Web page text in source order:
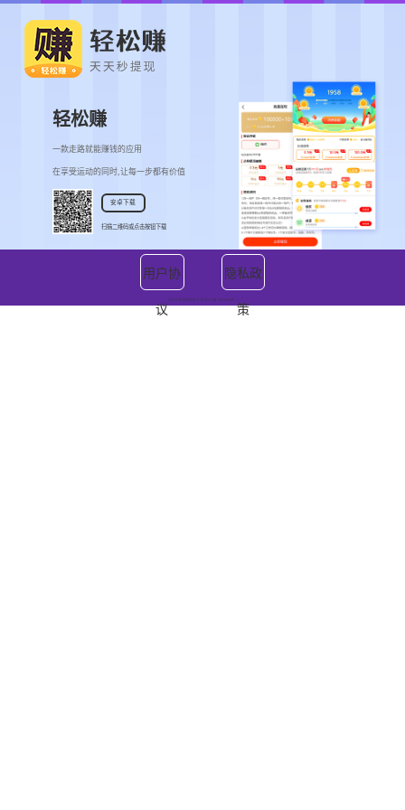
轻松赚
一款走路就能赚钱的应用
在享受运动的同时,让每一步都有价值
安卓下载
扫描二维码或点击按钮下载
用户协
议
隐私政
策
北京立言科技有限公司 京ICP备18000408号-1